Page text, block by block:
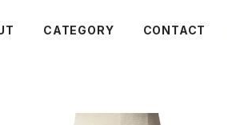
CATEGORY CONTACT